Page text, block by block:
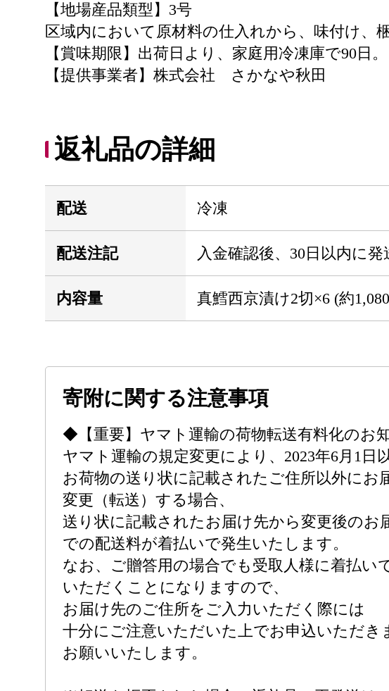
【地場産品類型】3号
区域内において原材料の仕入れから、味付け、
【賞味期限】出荷日より、家庭用冷凍庫で90
【提供事業者】株式会社 さかなや秋田
返礼品の詳細
配送 冷凍
配送注記 入金確認後、30日以内に発
内容量 真鱈西京漬け2切×6 (約
寄附に関する注意事項
◆【重要】ヤマト運輸の荷物転送有料化のお
ヤマト運輸の規定変更により、2023年6月1日以
お荷物の送り状に記載されたご住所以外にお
変更（転送）する場合、
送り状に記載されたお届け先から変更後のお
での配送料が着払いで発生いたします。
なお、ご贈答用の場合でも受取人様に着払い
いただくことになりますので、
お届け先のご住所をご入力いただく際には
十分にご注意いただいた上でお申込いただき
お願いいたします。